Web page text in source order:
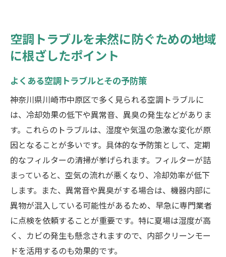
空調トラブルを未然に防ぐための地域
に根ざしたポイント
よくある空調トラブルとその予防策
神奈川県川崎市中原区で多く見られる空調トラブルに
は、冷却効果の低下や異常音、異臭の発生などがありま
す。これらのトラブルは、湿度や気温の急激な変化が原
因となることが多いです。具体的な予防策として、定期
的なフィルターの清掃が挙げられます。フィルターが詰
まっていると、空気の流れが悪くなり、冷却効率が低下
します。また、異常音や異臭がする場合は、機器内部に
異物が混入している可能性があるため、早急に専門業者
に点検を依頼することが重要です。特に夏場は湿度が高
く、カビの発生も懸念されますので、内部クリーンモー
ドを活用するのも効果的です。